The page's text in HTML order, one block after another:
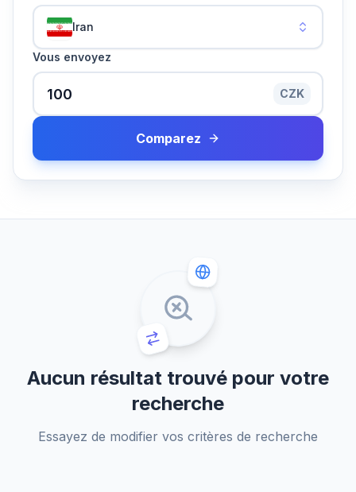
Iran
Vous envoyez
CZK
Comparez
Aucun résultat trouvé pour votre
recherche
Essayez de modifier vos critères de recherche